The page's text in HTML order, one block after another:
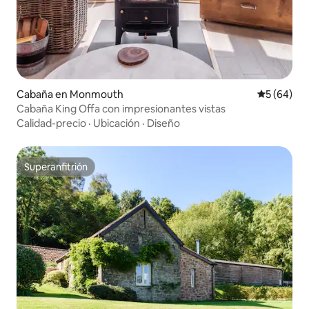
Cabaña en Monmouth
5 (64)
Cabaña King Offa con impresionantes vistas
Calidad-precio · Ubicación · Diseño
Superanfitrión
Superanfitrión